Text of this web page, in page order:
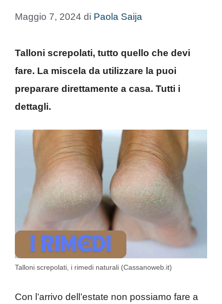
Maggio 7, 2024 di Paola Saija
Talloni screpolati, tutto quello che devi
fare. La miscela da utilizzare la puoi
preparare direttamente a casa. Tutti i
dettagli.
Talloni screpolati, i rimedi naturali (Cassanoweb.it)
Con l’arrivo dell’estate non possiamo fare a